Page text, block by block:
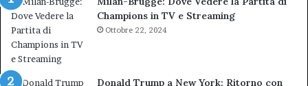
Champions in TV e Streaming
Ottobre 22, 2024
Donald Trump a New York: Ritorno con